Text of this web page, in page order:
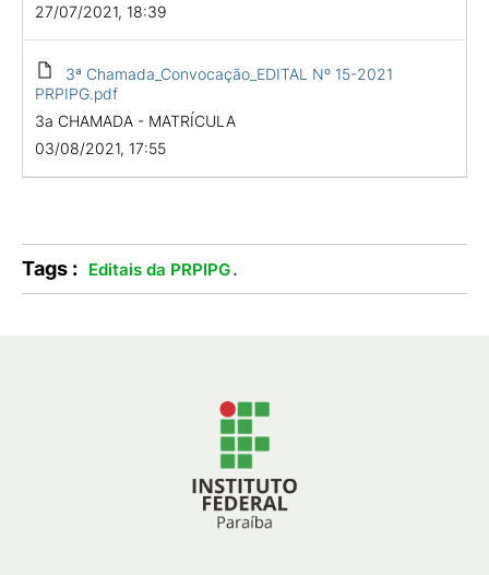
27/07/2021, 18:39
3ª Chamada_Convocação_EDITAL Nº 15-2021
PRPIPG.pdf
3a CHAMADA - MATRÍCULA
03/08/2021, 17:55
Tags : Editais da PRPIPG.